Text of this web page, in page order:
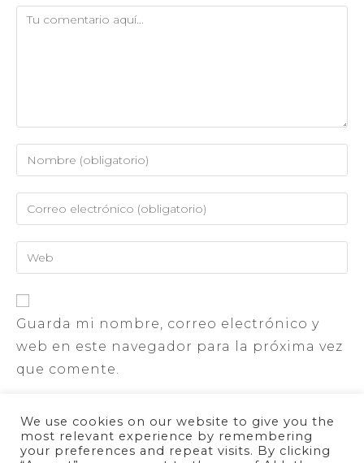
Guarda mi nombre, correo electrónico y
web en este navegador para la próxima vez
que comente.
We use cookies on our website to give you the
most relevant experience by remembering
your preferences and repeat visits. By clicking